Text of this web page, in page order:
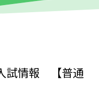
試情報 【普通